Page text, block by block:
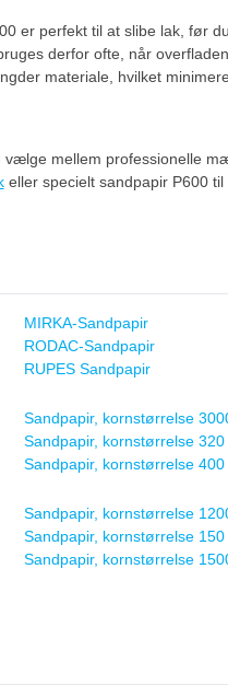
er perfekt til at slibe lak, før
derfor ofte, når
materiale, hvilket
mellem professionelle
eller specielt sandpapir P600 til
MIRKA-Sandpapir
RODAC-Sandpapir
RUPES Sandpapir
Sandpapir, kornstørrelse
Sandpapir, kornstørrelse 320
Sandpapir, kornstørrelse 400
Sandpapir, kornstørrelse
Sandpapir, kornstørrelse 150
Sandpapir, kornstørrelse